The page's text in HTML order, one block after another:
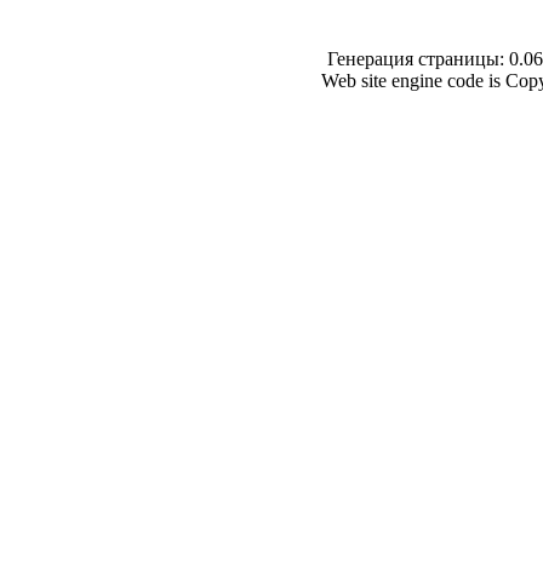
Генерация страницы:
Web site engine code is